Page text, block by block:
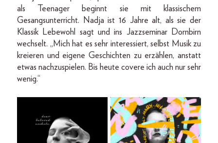
als Teenager beginnt sie mit klassischem
Gesangsunterricht. Nadja ist 16 Jahre alt, als sie der
Klassik Lebewohl sagt und ins Jazzseminar Dornbirn
wechselt. „Mich hat es sehr interessiert, selbst Musik zu
kreieren und eigene Geschichten zu erzählen, anstatt
etwas nachzuspielen. Bis heute covere ich auch nur sehr
wenig.“